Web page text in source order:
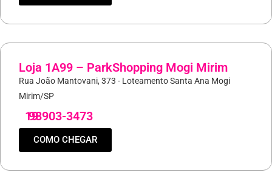
Loja 1A99 – ParkShopping Mogi Mirim
Rua João Mantovani, 373 - Loteamento Santa Ana Mogi
Mirim/SP
19
98903-3473
COMO CHEGAR